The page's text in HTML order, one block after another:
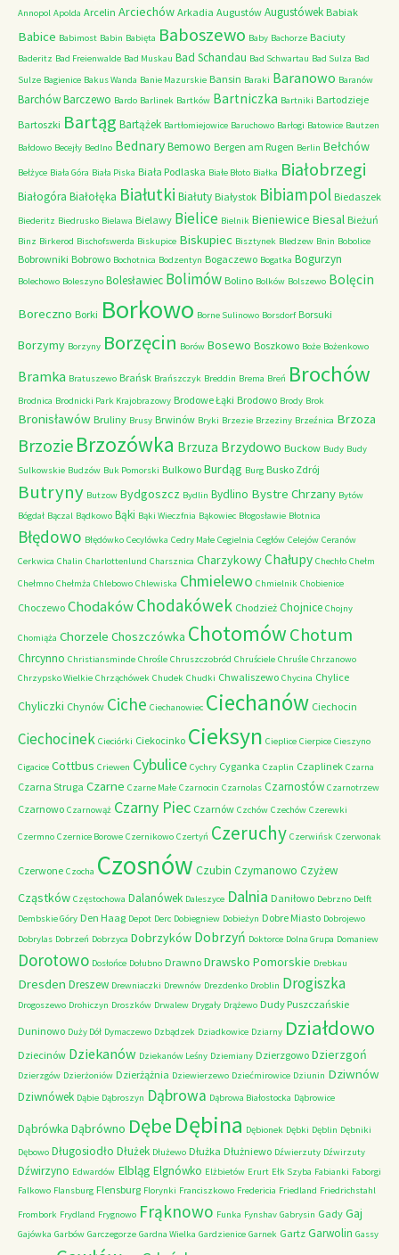
Annopol Apolda Arcelin Arciechów Arkadia Augustów Augustówek Babiak
Babice Babimost Babin Babięta Baboszewo Baby Bachorze Baciuty
Baderitz Bad Freienwalde Bad Muskau Bad Schandau Bad Schwartau Bad Sulza Bad
Sulze Bagienice Bakus Wanda Banie Mazurskie Bansin Baraki Baranowo Baranów
BarchówBarczewo Bardo Barlinek Bartków Bartniczka Bartniki Bartodzieje
Bartoszki Bartąg Bartążek Bartłomiejowice Baruchowo Barłogi Batowice Bautzen
Bałdowo Becejły Bedlno BednaryBemowo Bergen am Rugen Berlin Bełchów
Bełżyce Biała Góra Biała Piska Biała Podlaska Białe Błoto Białka Białobrzegi
Białogóra Białołęka Białutki Białuty Białystok Bibiampol Biedaszek
Biederitz Biedrusko Bielawa Bielawy Bielice Bielnik Bieniewice Biesal Bieżuń
Binz Birkerod Bischofswerda Biskupice Biskupiec Bisztynek Bledzew Bnin Bobolice
Bobrowniki Bobrowo Bochotnica Bodzentyn Bogaczewo Bogatka Bogurzyn
Bolechowo Boleszyno Bolesławiec Bolimów Bolino Bolków Bolszewo Bolęcin
Boreczno Borki Borkowo Borne Sulinowo Borsdorf Borsuki
Borzymy Borzyny Borzęcin Borów Bosewo Boszkowo Boże Bożenkowo
Bramka Bratuszewo Brańsk Brańszczyk Breddin Brema Breń Brochów
Brodnica Brodnicki Park Krajobrazowy Brodowe Łąki Brodowo Brody Brok
Bronisławów Bruliny Brusy Brwinów Bryki Brzezie Brzeziny Brzeźnica Brzoza
Brzozie Brzozówka Brzuza Brzydowo Buckow Budy Budy
Sulkowskie Budzów Buk Pomorski Bulkowo Burdąg Burg Busko Zdrój
Butryny Butzow Bydgoszcz Bydlin Bydlino Bystre Chrzany Bytów
Bógdał Bączal Bądkowo Bąki Bąki Wieczfnia Bąkowiec Błogosławie Błotnica
Błędowo Błędówko Cecylówka Cedry Małe Cegielnia Cegłów Celejów Ceranów
Cerkwica Chalin Charlottenlund Charsznica CharzykowyChałupy Chechło Chełm
Chełmno Chełmża Chlebowo Chlewiska Chmielewo Chmielnik Chobienice
Choczewo ChodakówChodakówek Chodzież Chojnice Chojny
Chomiąża Chorzele Choszczówka ChotomówChotum
Chrcynno Christiansminde Chrośle Chruszczobród Chruściele Chruśle Chrzanowo
Chrzypsko Wielkie Chrząchówek Chudek Chudki Chwaliszewo Chycina Chylice
Chyliczki Chynów Ciche Ciechanowiec Ciechanów Ciechocin
Ciechocinek Cieciórki Ciekocinko Cieksyn Cieplice Cierpice Cieszyno
Cigacice Cottbus Criewen Cybulice Cychry Cyganka Czaplin Czaplinek Czarna
Czarna Struga Czarne Czarne Małe Czarnocin Czarnolas Czarnostów Czarnotrzew
Czarnowo Czarnowąż Czarny Piec Czarnów Czchów Czechów Czerewki
Czermno Czernice Borowe Czernikowo Czertyń Czeruchy Czerwińsk Czerwonak
Czerwone Czocha Czosnów Czubin Czymanowo Czyżew
Cząstków Częstochowa Dalanówek Daleszyce Dalnia Daniłowo Debrzno Delft
Dembskie Góry Den Haag Depot Derc Dobiegniew Dobieżyn Dobre Miasto Dobrojewo
Dobrylas Dobrzeń Dobrzyca Dobrzyków Dobrzyń Doktorce Dolna Grupa Domaniew
Dorotowo Dosłońce Dołubno Drawno Drawsko Pomorskie Drebkau
Dresden Dreszew Drewniaczki Drewnów Drezdenko Droblin Drogiszka
Drogoszewo Drohiczyn Droszków Drwalew Drygały Drążewo Dudy Puszczańskie
Duninowo Duży Dół Dymaczewo Dzbądzek Dziadkowice Dziarny Działdowo
Dziecinów Dziekanów Dziekanów Leśny Dziemiany Dzierzgowo Dzierzgoń
Dzierzgów Dzierżoniów Dzierżążnia Dziewierzewo Dziećmirowice Dziunin Dziwnów
Dziwnówek Dąbie Dąbroszyn Dąbrowa Dąbrowa Białostocka Dąbrowice
Dąbrówka Dąbrówno Dębe Dębina Dębionek Dębki Dęblin Dębniki
Dębowo Długosiodło Dłużek Dłużewo Dłużka Dłużniewo Dźwierzuty Dźwirzuty
Dźwirzyno Edwardów Elbląg Elgnówko Elżbietów Erurt Ełk Szyba Fabianki Faborgi
Falkowo Flansburg Flensburg Florynki Franciszkowo Fredericia Friedland Friedrichstahl
Frombork Frydland Frygnowo Frąknowo Funka Fynshav Gabrysin Gady Gaj
Gajówka Garbów Garczegorze Gardna Wielka Gardzienice Garnek Gartz Garwolin Gassy